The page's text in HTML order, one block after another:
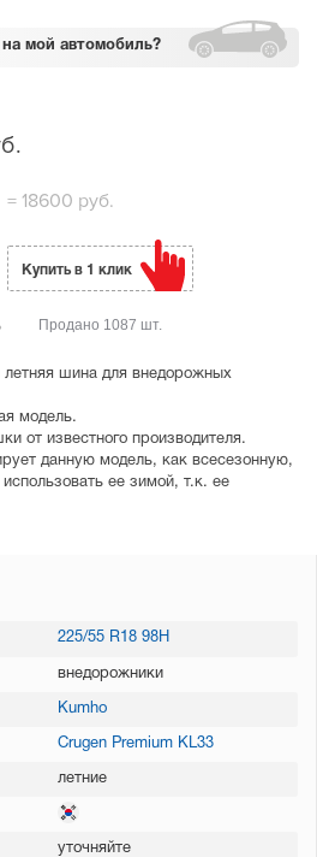
на мой автомобиль?
летняя шина для внедорожных
модель.
от известного производителя.
данную модель, как всесезонную,
ее зимой, т.к. ее
= 18600 руб.
Купить в 1 клик
Продано 1087 шт.
225/55 R18 98H
внедорожники
Kumho
Crugen Premium KL33
летние
уточняйте